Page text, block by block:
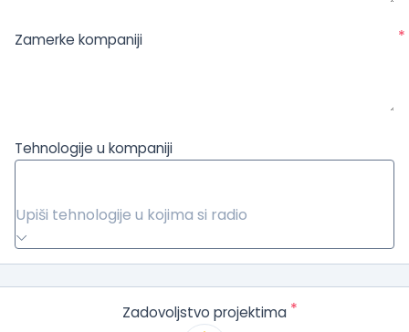
Zamerke kompaniji *
Tehnologije u kompaniji
Upiši tehnologije u kojima si radio
Zadovoljstvo projektima *